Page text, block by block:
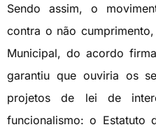
Sendo assim, o
contra o não
Municipal, do acordo
garantiu que ouviria os
projetos de lei de
funcionalismo: o Estatuto